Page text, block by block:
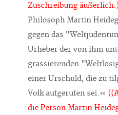
Zuschreibung
Philosoph Martin
gegen das
Urheber der von ihm
grassierenden
einer Urschuld, die zu
Volk aufgerufen sei.«
die Person Martin